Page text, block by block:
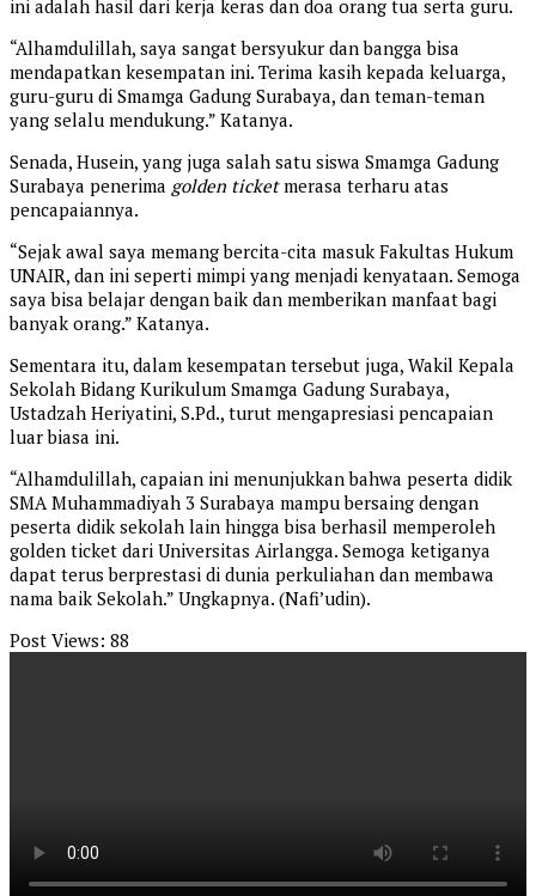
ini adalah hasil dari kerja keras dan doa orang tua serta guru.
“Alhamdulillah, saya sangat bersyukur dan bangga bisa
mendapatkan kesempatan ini. Terima kasih kepada keluarga,
guru-guru di Smamga Gadung Surabaya, dan teman-teman
yang selalu mendukung.” Katanya.
Senada, Husein, yang juga salah satu siswa Smamga Gadung
Surabaya penerima golden ticketmerasa terharu atas
pencapaiannya.
“Sejak awal saya memang bercita-cita masuk Fakultas Hukum
UNAIR, dan ini seperti mimpi yang menjadi kenyataan. Semoga
saya bisa belajar dengan baik dan memberikan manfaat bagi
banyak orang.” Katanya.
Sementara itu, dalam kesempatan tersebut juga, Wakil Kepala
Sekolah Bidang Kurikulum Smamga Gadung Surabaya,
Ustadzah Heriyatini, S.Pd., turut mengapresiasi pencapaian
luar biasa ini.
“Alhamdulillah, capaian ini menunjukkan bahwa peserta didik
SMA Muhammadiyah 3 Surabaya mampu bersaing dengan
peserta didik sekolah lain hingga bisa berhasil memperoleh
golden ticket dari Universitas Airlangga. Semoga ketiganya
dapat terus berprestasi di dunia perkuliahan dan membawa
nama baik Sekolah.” Ungkapnya. (Nafi’udin).
Post Views: 88